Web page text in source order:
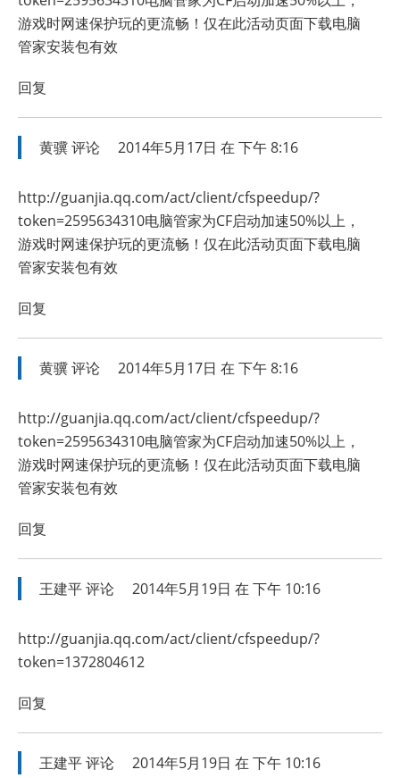
游戏时网速保护玩的更流畅！仅在此活动页面下载电脑
管家安装包有效
回复
黄骥评论 2014年5月17日 在 下午 8:16
http://guanjia.qq.com/act/client/cfspeedup/?
token=2595634310电脑管家为CF启动加速50%以上，
游戏时网速保护玩的更流畅！仅在此活动页面下载电脑
管家安装包有效
回复
黄骥评论 2014年5月17日 在 下午 8:16
http://guanjia.qq.com/act/client/cfspeedup/?
token=2595634310电脑管家为CF启动加速50%以上，
游戏时网速保护玩的更流畅！仅在此活动页面下载电脑
管家安装包有效
回复
王建平评论 2014年5月19日 在 下午 10:16
http://guanjia.qq.com/act/client/cfspeedup/?
token=1372804612
回复
王建平评论 2014年5月19日 在 下午 10:16